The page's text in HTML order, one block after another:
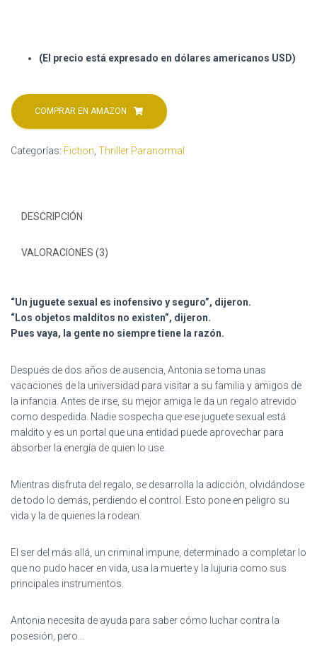
(El precio está expresado en dólares americanos USD)
COMPRAR EN AMAZON
Categorías: Fiction Thriller Paranormal
DESCRIPCIÓN
VALORACIONES (3)
“Un juguete sexual es inofensivo y seguro”, dijeron.
“Los objetos malditos no existen”, dijeron.
Pues vaya, la gente no siempre tiene la razón.
Después de dos años de ausencia, Antonia se toma unas
vacaciones de la universidad para visitar a su familia y amigos de
la infancia. Antes de irse, su mejor amiga le da un regalo atrevido
como despedida. Nadie sospecha que ese juguete sexual está
maldito y es un portal que una entidad puede aprovechar para
absorber la energía de quien lo use.
Mientras disfruta del regalo, se desarrolla la adicción, olvidándose
de todo lo demás, perdiendo el control. Esto pone en peligro su
vida y la de quienes la rodean.
El ser del más allá, un criminal impune, determinado a completar lo
que no pudo hacer en vida, usa la muerte y la lujuria como sus
principales instrumentos.
Antonia necesita de ayuda para saber cómo luchar contra la
posesión, pero…